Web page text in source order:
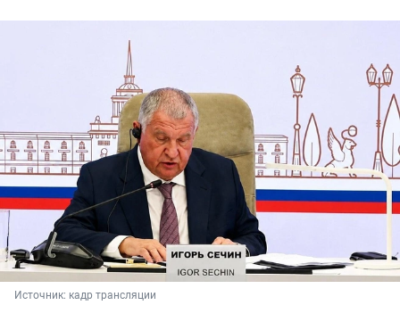
Источник: кадр трансляции